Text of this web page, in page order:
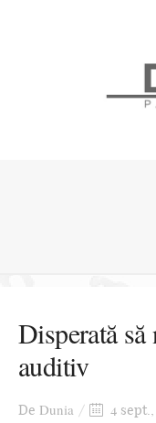
Disperată
auditiv
De Dunia 4 sept.,